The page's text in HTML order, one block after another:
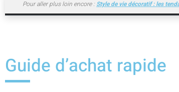
Pour aller plus loin encore : Style de vie décoratif : les
Guide d’achat rapide